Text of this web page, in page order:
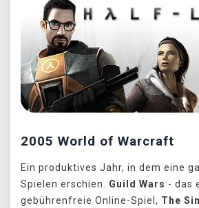
2005 World of Warcraft
Ein produktives Jahr, in dem eine
Spielen erschien. Guild Wars - das
gebührenfreie Online-Spiel, The